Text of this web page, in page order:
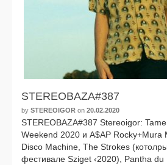
STEREOBAZA#387
by STEREOIGOR on 20.02.2020
STEREOBAZA#387 Stereoigor:
Weekend 2020 и A$AP Rocky+Mura
Disco Machine, The Strokes
фести­ва­ле Sziget ‹2020), Pantha